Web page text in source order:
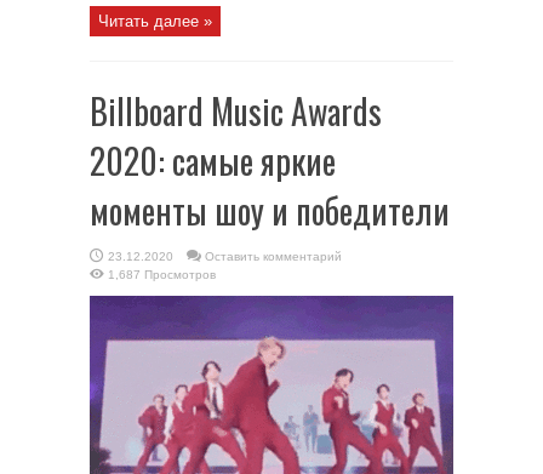
Читать далее »
Billboard Music Awards
2020: самые яркие
моменты шоу и победители
23.12.2020
Оставить комментарий
1,687 Просмотров